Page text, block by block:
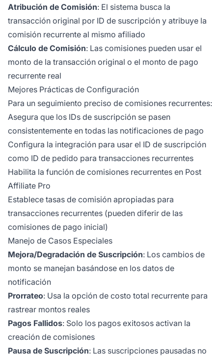
Atribución de Comisión: El sistema busca la
transacción original por ID de suscripción y atribuye la
comisión recurrente al mismo afiliado
Cálculo de Comisión: Las comisiones pueden usar el
monto de la transacción original o el monto de pago
recurrente real
Mejores Prácticas de Configuración
Para un seguimiento preciso de comisiones recurrentes:
Asegura que los IDs de suscripción se pasen
consistentemente en todas las notificaciones de pago
Configura la integración para usar el ID de suscripción
como ID de pedido para transacciones recurrentes
Habilita la función de comisiones recurrentes en Post
Affiliate Pro
Establece tasas de comisión apropiadas para
transacciones recurrentes (pueden diferir de las
comisiones de pago inicial)
Manejo de Casos Especiales
Mejora/Degradación de Suscripción: Los cambios de
monto se manejan basándose en los datos de
notificación
Prorrateo: Usa la opción de costo total recurrente para
rastrear montos reales
Pagos Fallidos: Solo los pagos exitosos activan la
creación de comisiones
Pausa de Suscripción: Las suscripciones pausadas no